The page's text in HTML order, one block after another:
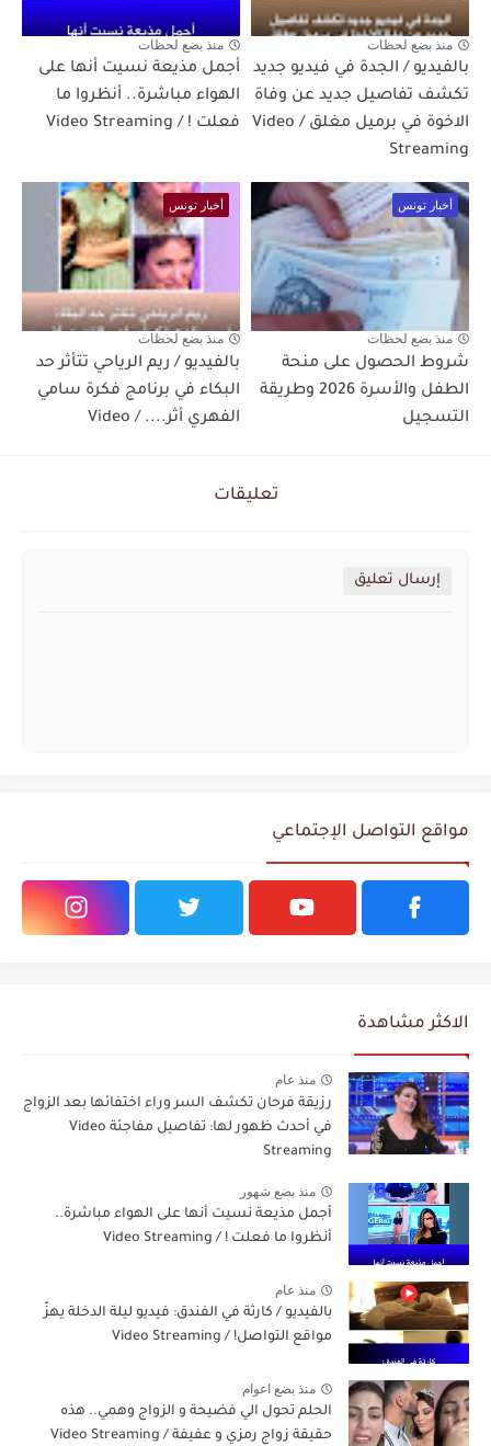
منذ بضع لحظات
بالفيديو / الجدة في فيديو جديد
تكشف تفاصيل جديد عن وفاة
الاخوة في برميل مغلق / Video
Streaming
منذ بضع لحظات
أجمل مذيعة نسيت أنها على
الهواء مباشرة.. أنظروا ما
فعلت ! / Video Streaming
أخبار تونس
منذ بضع لحظات
شروط الحصول على منحة
الطفل والأسرة 2026 وطريقة
التسجيل
أخبار تونس
منذ بضع لحظات
بالفيديو / ريم الرياحي تتأثر حد
البكاء في برنامج فكرة سامي
الفهري أثر.... / Video
تعليقات
إرسال تعليق
مواقع التواصل الإجتماعي
الاكثر مشاهدة
منذ عام
رزيقة فرحان تكشف السر وراء اختفائها بعد الزواج
في أحدث ظهور لها: تفاصيل مفاجئة Video
Streaming
منذ بضع شهور
أجمل مذيعة نسيت أنها على الهواء مباشرة..
أنظروا ما فعلت ! / Video Streaming
منذ عام
بالفيديو / كارثة في الفندق: فيديو ليلة الدخلة يهزّ
مواقع التواصل! / Video Streaming
منذ بضع اعوام
الحلم تحول الي فضيحة و الزواج وهمي.. هذه
حقيقة زواج رمزي و عفيفة / Video Streaming